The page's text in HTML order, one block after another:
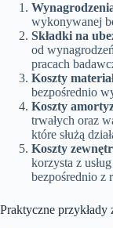
wykonywanej
Składki na
od
pracach
Koszty
bezpośrednio
Koszty
trwałych oraz
które służą
Koszty
korzysta z
bezpośrednio z
Praktyczne przykłady